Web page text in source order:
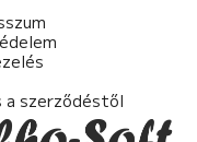
a szerződéstől